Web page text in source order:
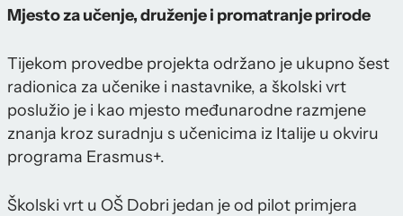
Mjesto za učenje, druženje i promatranje prirode
Tijekom provedbe projekta održano je ukupno šest
radionica za učenike i nastavnike, a školski vrt
poslužio je i kao mjesto međunarodne razmjene
znanja kroz suradnju s učenicima iz Italije u okviru
programa Erasmus+.
Školski vrt u OŠ Dobri jedan je od pilot primjera